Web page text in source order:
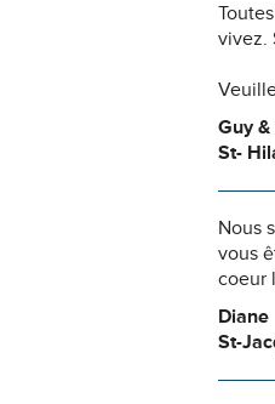
vivez.
Guy
St-
Nous
vous
coeur
Diane
St-